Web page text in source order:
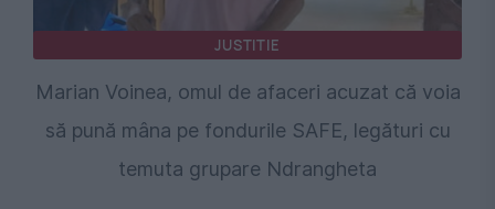
JUSTITIE
Marian Voinea, omul de afaceri acuzat că voia
să pună mâna pe fondurile SAFE, legături cu
temuta grupare Ndrangheta